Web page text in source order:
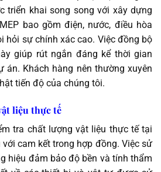
triển khai song song với xây dựng
bao gồm điện, nước, điều hòa
hỏi sự chính xác cao. Việc đồng bộ
giúp rút ngắn đáng kể thời gian
án. Khách hàng nên thường xuyên
tiến độ của chúng tôi.
liệu thực tế
tra chất lượng vật liệu thực tế tại
cam kết trong hợp đồng. Việc sử
hiệu đảm bảo độ bền và tính thẩm